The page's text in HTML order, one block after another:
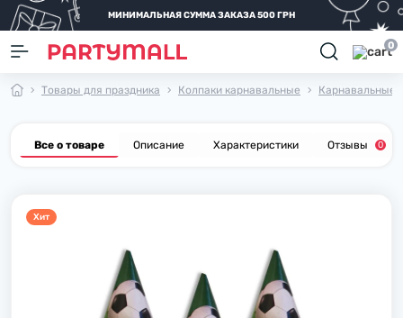
МИНИМАЛЬНАЯ СУММА ЗАКАЗА 500 ГРН
0
Товары для праздника Колпаки карнавальные Карнавальные
Все о товаре Описание Характеристики Отзывы 0
Хит